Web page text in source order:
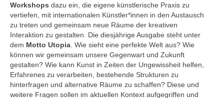
Workshops dazu ein, die eigene künstlerische Praxis zu
vertiefen, mit internationalen Künstler*innen in den Austausch
zu treten und gemeinsam neue Räume der kreativen
Interaktion zu gestalten. Die diesjährige Ausgabe steht unter
dem Motto Utopia . Wie sieht eine perfekte Welt aus? Wie
können wir gemeinsam unsere Gegenwart und Zukunft
gestalten? Wie kann Kunst in Zeiten der Ungewissheit helfen,
Erfahrenes zu verarbeiten, bestehende Strukturen zu
hinterfragen und alternative Räume zu schaffen? Diese und
weitere Fragen sollen im aktuellen Kontext aufgegriffen und